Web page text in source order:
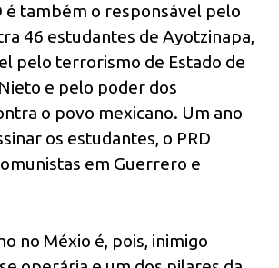
é também o responsável pelo
46 estudantes de Ayotzinapa,
pelo terrorismo de Estado de
e pelo poder dos
o povo mexicano. Um ano
os estudantes, o PRD
em Guerrero e
no Méxio é, pois, inimigo